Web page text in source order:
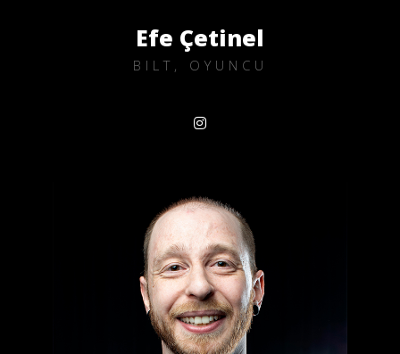
Efe Çetinel
BILT, OYUNCU